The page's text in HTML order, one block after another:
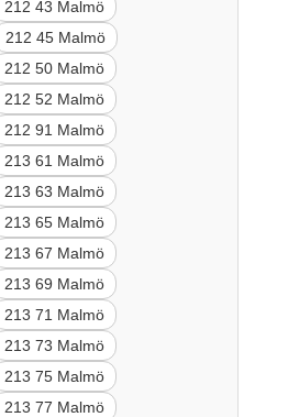
212 43 Malmö
212 45 Malmö
212 50 Malmö
212 52 Malmö
212 91 Malmö
213 61 Malmö
213 63 Malmö
213 65 Malmö
213 67 Malmö
213 69 Malmö
213 71 Malmö
213 73 Malmö
213 75 Malmö
213 77 Malmö